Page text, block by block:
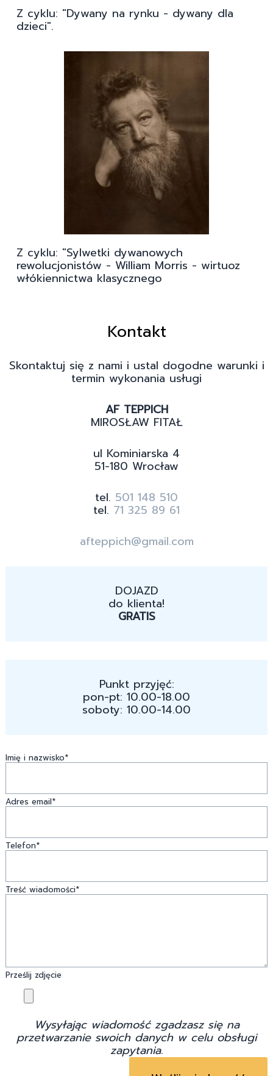
Z cyklu: "Dywany na rynku - dywany dla
dzieci".
Z cyklu: "Sylwetki dywanowych
rewolucjonistów - William Morris - wirtuoz
włókiennictwa klasycznego
Kontakt
Skontaktuj się z nami i ustal dogodne warunki i
termin wykonania usługi
AF TEPPICH
MIROSŁAW FITAŁ
ul Kominiarska 4
51-180 Wrocław
tel. 501 148 510
tel. 71 325 89 61
afteppich@gmail.com
DOJAZD
do klienta!
GRATIS
Punkt przyjęć:
pon-pt: 10.00-18.00
soboty: 10.00-14.00
Imię i nazwisko*
Adres email*
Telefon*
Treść wiadomości*
Prześlij zdjęcie
Wysyłając wiadomość zgadzasz się na
przetwarzanie swoich danych w celu obsługi
zapytania.